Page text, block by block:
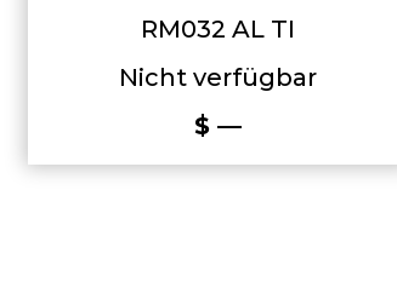
RM032 AL TI
Nicht verfügbar
$ —